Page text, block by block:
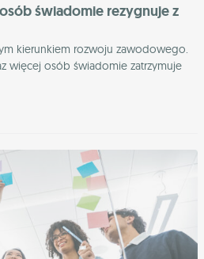
świadomie rezygnuje z
kierunkiem rozwoju zawodowego.
więcej osób świadomie zatrzymuje